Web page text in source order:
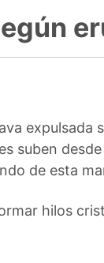
expulsada
suben
de esta
hilos